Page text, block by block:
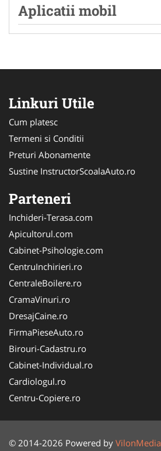
Aplicatii mobil
Linkuri Utile
Cum platesc
Termeni si Conditii
Preturi Abonamente
Sustine InstructorScoalaAuto.ro
Parteneri
Inchideri-Terasa.com
Apicultorul.com
Cabinet-Psihologie.com
CentruInchirieri.ro
CentraleBoilere.ro
CramaVinuri.ro
DresajCaine.ro
FirmaPieseAuto.ro
Birouri-Cadastru.ro
Cabinet-Individual.ro
Cardiologul.ro
Centru-Copiere.ro
© 2014-2026 Powered by VilonMedia